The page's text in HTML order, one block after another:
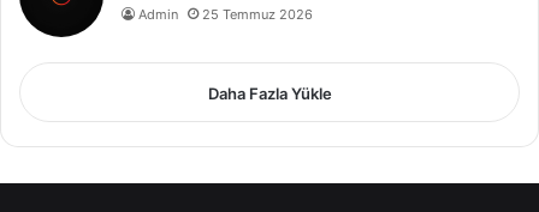
Admin 25 Temmuz 2026
Daha Fazla Yükle